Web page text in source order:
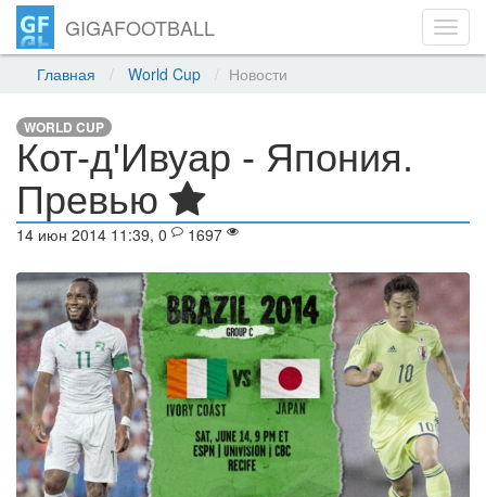
GIGAFOOTBALL
Главная World Cup Новости
WORLD CUP
Кот-д'Ивуар - Япония.
Превью
14 июн 2014 11:39, 0 1697